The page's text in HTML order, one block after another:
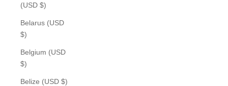
(USD $)
Belarus (USD
$)
Belgium (USD
$)
Belize (USD $)